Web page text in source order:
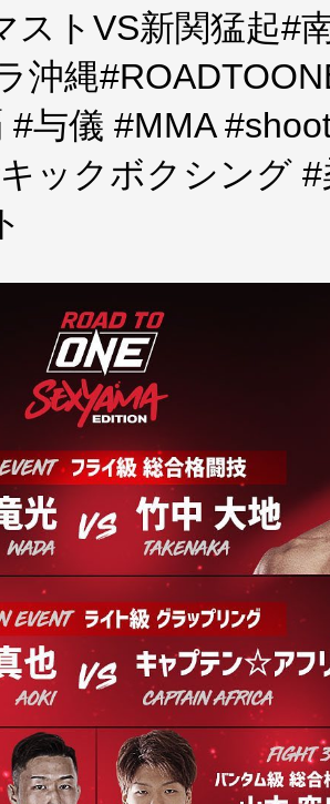
ストVS新関猛起#
沖縄
与儀 #MMA
ックボクシング #